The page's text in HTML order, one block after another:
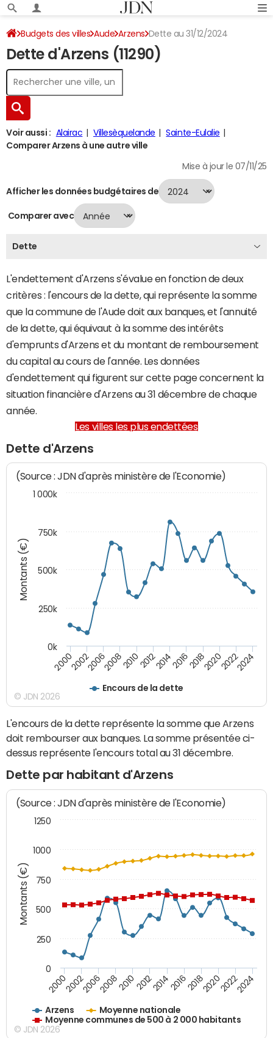
Budgets des villes Aude Arzens Dette au 31/12/2024
Dette d'Arzens (11290)
Voir aussi : Alairac Villesèquelande
Sainte-Eulalie
Comparer Arzens à une autre ville
Mise à jour le 07/11/25
Afficher les données budgétaires de
Comparer avec
Dette
L'endettement d'Arzens s'évalue en fonction de deux
critères : l'encours de la dette, qui représente la somme
que la commune de l'Aude doit aux banques, et l'annuité
de la dette, qui équivaut à la somme des intérêts
d'emprunts d'Arzens et du montant de remboursement
du capital au cours de l'année. Les données
d'endettement qui figurent sur cette page concernent la
situation financière d'Arzens au 31 décembre de chaque
année.
Les villes les plus endettées
Dette d'Arzens
Montants (€)
(Source : JDN d'après ministère de l'Economie)
Encours de la dette
200020022006200820102012201420162018202020222024
0k
1 000k
250k
500k
750k
© JDN 2026
L'encours de la dette représente la somme que Arzens
doit rembourser aux banques. La somme présentée ci-
dessus représente l'encours total au 31 décembre.
Dette par habitant d'Arzens
Montants (€)
(Source : JDN d'après ministère de l'Economie)
Arzens
Moyenne nationale
Moyenne communes de 500 à 2 000 habitants
200020022006200820102012201420162018202020222024
0
250
500
750
1000
1250
© JDN 2026